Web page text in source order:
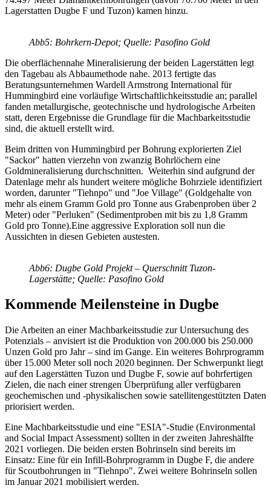
Lagerstatten Dugbe F und Tuzon) kamen hinzu.
Abb5: Bohrkern-Depot; Quelle: Pasofino Gold
Die oberflächennahe Mineralisierung der beiden Lagerstätten legt
den Tagebau als Abbaumethode nahe. 2013 fertigte das
Beratungsunternehmen Wardell Armstrong International für
Hummingbird eine vorläufige Wirtschaftlichkeitsstudie an; parallel
fanden metallurgische, geotechnische und hydrologische Arbeiten
statt, deren Ergebnisse die Grundlage für die Machbarkeitsstudie
sind, die aktuell erstellt wird.
Beim dritten von Hummingbird per Bohrung explorierten Ziel
"Sackor" hatten vierzehn von zwanzig Bohrlöchern eine
Goldmineralisierung durchschnitten. Weiterhin sind aufgrund der
Datenlage mehr als hundert weitere mögliche Bohrziele identifiziert
worden, darunter "Tiehnpo" und "Joe Village" (Goldgehalte von
mehr als einem Gramm Gold pro Tonne aus Grabenproben über 2
Meter) oder "Perluken" (Sedimentproben mit bis zu 1,8 Gramm
Gold pro Tonne).Eine aggressive Exploration soll nun die
Aussichten in diesen Gebieten austesten.
Abb6: Dugbe Gold Projekt – Querschnitt Tuzon-
Lagerstätte; Quelle: Pasofino Gold
Kommende Meilensteine in Dugbe
Die Arbeiten an einer Machbarkeitsstudie zur Untersuchung des
Potenzials – anvisiert ist die Produktion von 200.000 bis 250.000
Unzen Gold pro Jahr – sind im Gange. Ein weiteres Bohrprogramm
über 15.000 Meter soll noch 2020 beginnen. Der Schwerpunkt liegt
auf den Lagerstätten Tuzon und Dugbe F, sowie auf bohrfertigen
Zielen, die nach einer strengen Überprüfung aller verfügbaren
geochemischen und -physikalischen sowie satellitengestützten Daten
priorisiert werden.
Eine Machbarkeitsstudie und eine "ESIA"-Studie (Environmental
and Social Impact Assessment) sollten in der zweiten Jahreshälfte
2021 vorliegen. Die beiden ersten Bohrinseln sind bereits im
Einsatz: Eine für ein Infill-Bohrprogramm in Dugbe F, die andere
für Scoutbohrungen in "Tiehnpo". Zwei weitere Bohrinseln sollen
im Januar 2021 mobilisiert werden.